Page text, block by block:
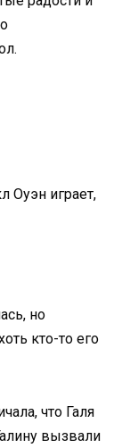
Оуэн играет,
но
кто-то его
что Галя
вызвали